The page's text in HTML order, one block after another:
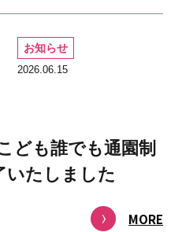
お知らせ
2026.06.15
ども誰でも通園制
いたしました
MORE